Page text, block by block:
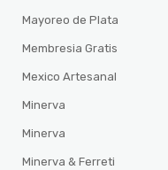
Mayoreo de Plata
Membresia Gratis
Mexico Artesanal
Minerva
Minerva
Minerva & Ferreti